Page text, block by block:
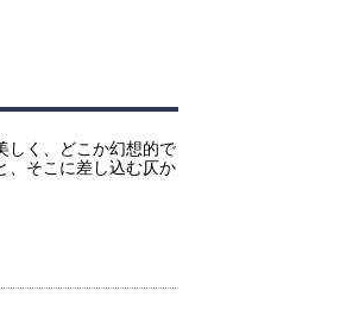
しく、どこか幻想的で
、そこに差し込む仄か